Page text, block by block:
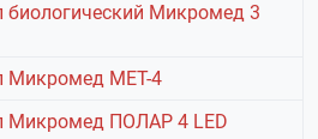
биологический Микромед 3
Микромед МЕТ-4
Микромед ПОЛАР 4 LED